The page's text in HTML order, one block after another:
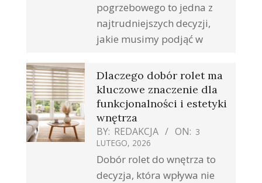
pogrzebowego to jedna z
najtrudniejszych decyzji,
jakie musimy podjąć w
Dlaczego dobór rolet ma
kluczowe znaczenie dla
funkcjonalności i estetyki
wnętrza
BY: REDAKCJA ON: 3
LUTEGO, 2026
Dobór rolet do wnętrza to
decyzja, która wpływa nie